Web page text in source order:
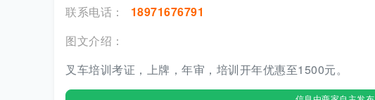
联系电话：
18971676791
图文介绍：
叉车培训考证，上牌，年审，培训开年优惠至1500元。